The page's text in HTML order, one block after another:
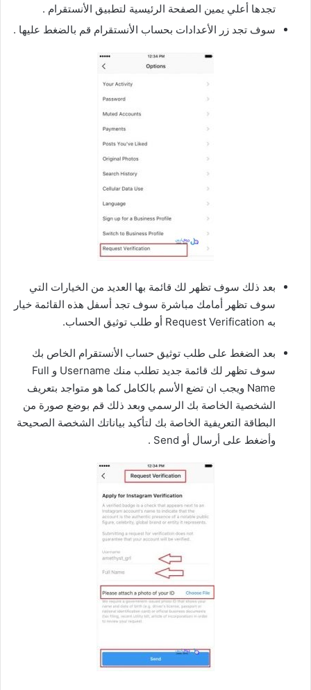
تجدها أعلي يمين الصفحة الرئيسية لتطبيق الأنستقرام .
سوف تجد زر الأعدادات بحساب الأنستقرام قم بالضغط عليها .
بعد ذلك سوف تظهر لك قائمة بها العديد من الخيارات التي
سوف تظهر أمامك مباشرة سوف تجد أسفل هذه القائمة خيار
به Request Verification أو طلب توثيق الحساب.
بعد الضغط على طلب توثيق حساب الأنستقرام الخاص بك
سوف تظهر لك قائمة جديد تطلب منك Username و Full
Name ويجب ان تضع الأسم بالكامل كما هو متواجد بتعريف
الشخصية الخاصة بك الرسمي وبعد ذلك قم بوضع صورة من
البطاقة التعريفية الخاصة بك لتأكيد بياناتك الشخصة الصحيحة
وأضغط على أرسال أو Send .